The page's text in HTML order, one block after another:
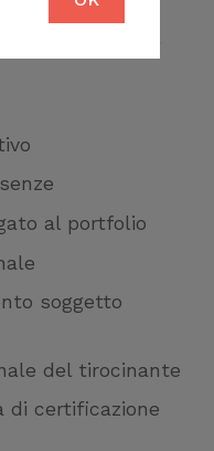
per
al portfolio
soggetto
del tirocinante
di certificazione